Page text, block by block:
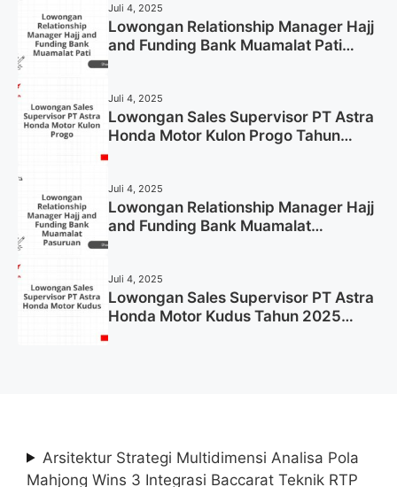
Juli 4, 2025
Lowongan Relationship Manager Hajj
and Funding Bank Muamalat Pati
Juli 4, 2025
Lowongan Sales Supervisor PT Astra
Honda Motor Kulon Progo Tahun
Juli 4, 2025
Lowongan Relationship Manager Hajj
and Funding Bank Muamalat
Juli 4, 2025
Lowongan Sales Supervisor PT Astra
Honda Motor Kudus Tahun 2025
Arsitektur Strategi Multidimensi Analisa Pola
Mahjong Wins 3 Integrasi Baccarat Teknik RTP